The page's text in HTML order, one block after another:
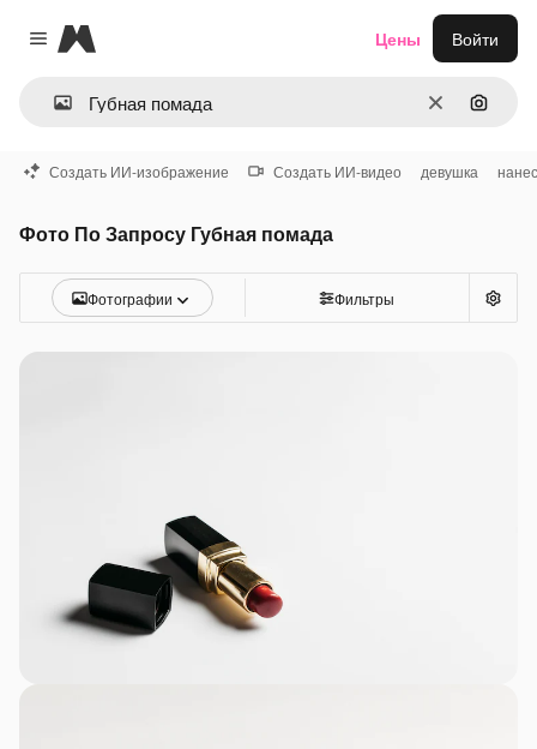
Close menu
Magnific
ОчиститьПоиск
Цены Войти
Создать ИИ-изображение Создать ИИ-видео девушка
Фото По Запросу Губная помада
Фотографии Фильтры